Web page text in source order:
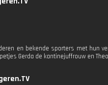
en bekende sporters met hun
Gerda de kantinejuffrouw en